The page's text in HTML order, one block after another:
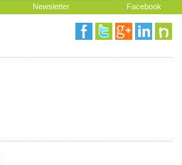
Newsletter Facebook